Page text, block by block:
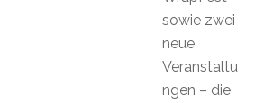
sowie zwei
neue
Veranstaltu
ngen – die